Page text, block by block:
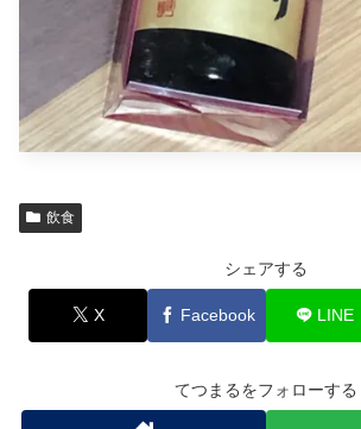
飲食
シェアする
X Facebook LINE
てつまるをフォローする